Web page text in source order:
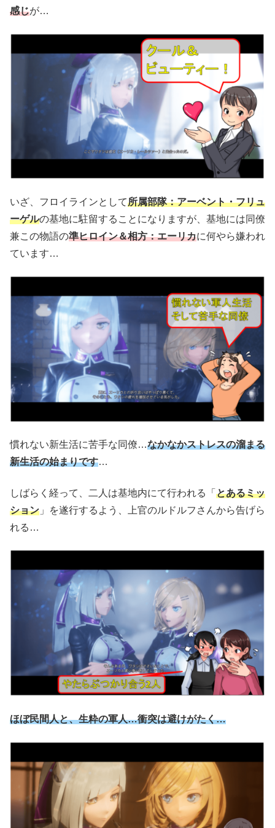
感じが…
いざ、フロイラインとして所属部隊：アーベント・フリュ
ーゲルの基地に駐留することになりますが、基地には同僚
兼この物語の準ヒロイン＆相方：エーリカに何やら嫌われ
ています…
慣れない新生活に苦手な同僚…なかなかストレスの溜まる
新生活の始まりです…
しばらく経って、二人は基地内にて行われる「 とあるミッ
ション 」を遂行するよう、上官のルドルフさんから告げら
れる…
ほぼ民間人と、生粋の軍人…衝突は避けがたく…